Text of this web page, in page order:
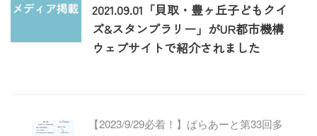
2021.09.01「貝取・豊ヶ丘子どもクイ
ズ&スタンプラリー」がUR都市機構
ウェブサイトで紹介されました
【2023/9/29必着！】ぱらあーと第33回多